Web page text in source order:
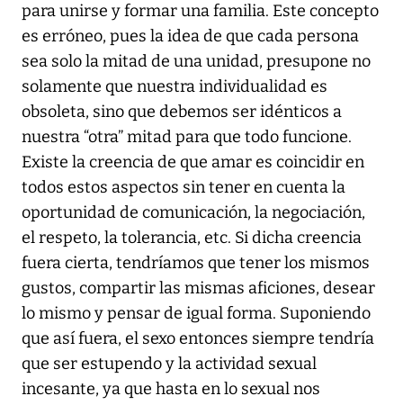
para unirse y formar una familia. Este concepto
es erróneo, pues la idea de que cada persona
sea solo la mitad de una unidad, presupone no
solamente que nuestra individualidad es
obsoleta, sino que debemos ser idénticos a
nuestra “otra” mitad para que todo funcione.
Existe la creencia de que amar es coincidir en
todos estos aspectos sin tener en cuenta la
oportunidad de comunicación, la negociación,
el respeto, la tolerancia, etc. Si dicha creencia
fuera cierta, tendríamos que tener los mismos
gustos, compartir las mismas aficiones, desear
lo mismo y pensar de igual forma. Suponiendo
que así fuera, el sexo entonces siempre tendría
que ser estupendo y la actividad sexual
incesante, ya que hasta en lo sexual nos